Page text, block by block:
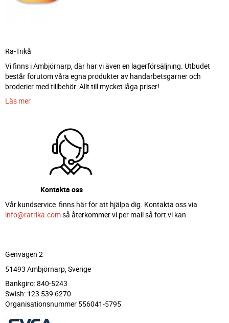
Ra-Trikå
Vi finns i Ambjörnarp, där har vi även en lagerförsäljning. Utbudet
består förutom våra egna produkter av handarbetsgarner och
broderier med tillbehör. Allt till mycket låga priser!
Läs mer
Kontakta oss
Vår kundservice finns här för att hjälpa dig. Kontakta oss via
info@ratrika.comså återkommer vi per mail så fort vi kan.
Genvägen 2
51493 Ambjörnarp, Sverige
Bankgiro: 840-5243
Swish: 123 539 6270
Organisationsnummer 556041-5795